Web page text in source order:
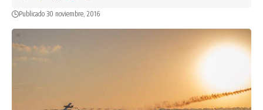
Publicado 30 noviembre, 2016